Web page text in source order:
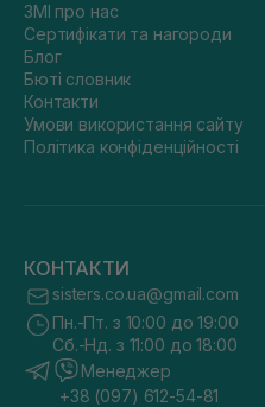
ЗМІ про нас
Сертифікати та нагороди
Блог
Бюті словник
Контакти
Умови використання сайту
Політика конфіденційності
КОНТАКТИ
sisters.co.ua@gmail.com
Пн.-Пт. з 10:00 до 19:00
Сб.-Нд. з 11:00 до 18:00
Менеджер
+38 (097) 612-54-81